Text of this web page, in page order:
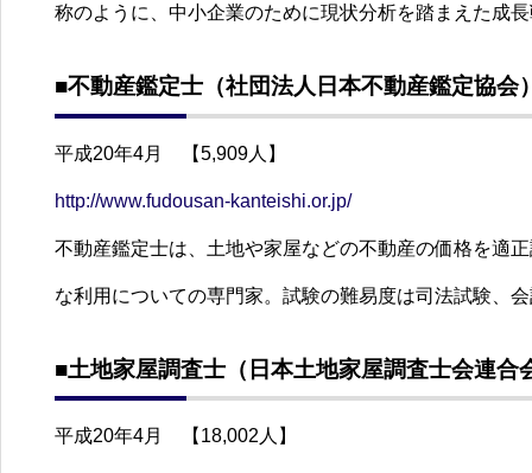
称のように、中小企業のために現状分析を踏まえた成
■不動産鑑定士（社団法人日本不動産鑑定協会
平成20年4月 【5,909人】
http://www.fudousan-kanteishi.or.jp/
不動産鑑定士は、土地や家屋などの不動産の価格を適
な利用についての専門家。試験の難易度は司法試験、
■土地家屋調査士（日本土地家屋調査士会連合
平成20年4月 【18,002人】